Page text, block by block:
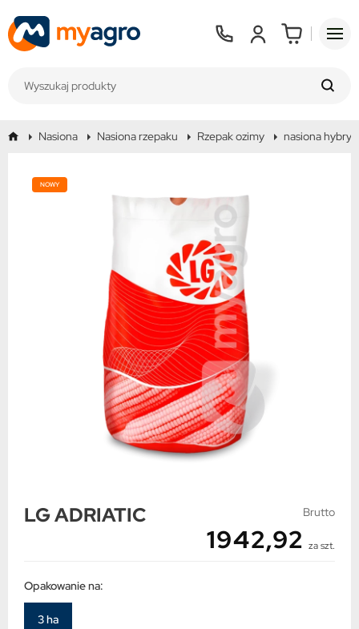
Nasiona Nasiona rzepaku Rzepak ozimy nasiona
NOWY
LG ADRIATIC Brutto
1942,92 za szt.
Opakowanie na:
3 ha